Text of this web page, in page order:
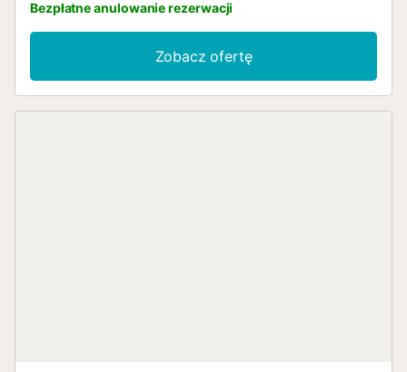
Bezpłatne anulowanie rezerwacji
Zobacz ofertę